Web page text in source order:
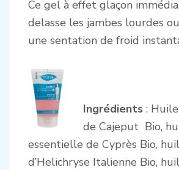
Ce gel à effet glaçon
delasse les jambes lourdes
une sentation de froid
Ingrédients :
de Cajeput Bio,
essentielle de Cyprès Bio,
d’Helichryse Italienne Bio,